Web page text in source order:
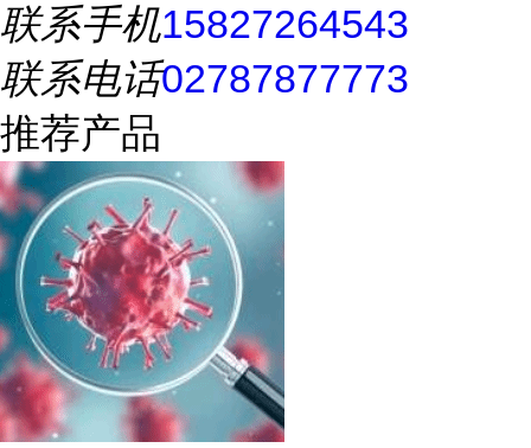
联系手机15827264543
联系电话02787877773
推荐产品